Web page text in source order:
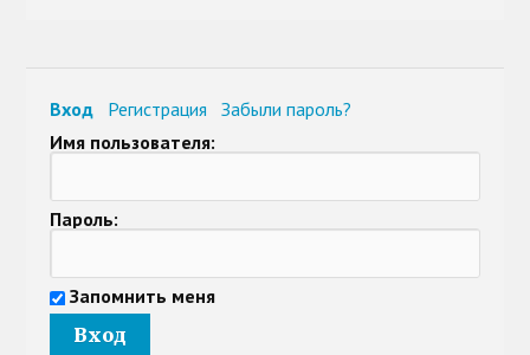
Вход Регистрация
Забыли пароль?
Имя пользователя:
Пароль:
Запомнить меня